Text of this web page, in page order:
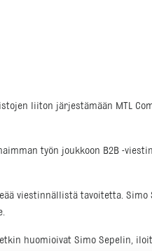
liiton järjestämään MTL
työn joukkoon B2B -
viestinnällistä tavoitetta. Simo
huomioivat Simo Sepelin,